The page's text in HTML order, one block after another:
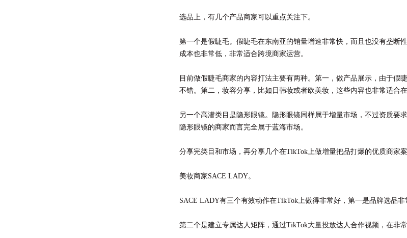
选品上，有几个产品商家可以重点关注下。
第一个是假睫毛。假睫毛在东南亚的销量增速非常快，而且也没有垄断
成本也非常低，非常适合跨境商家运营。
目前做假睫毛商家的内容打法主要有两种。第一，做产品展示，由于
不错。第二，妆容分享，比如日韩妆或者欧美妆，这些内容也非常适合在
另一个高潜类目是隐形眼镜。隐形眼镜同样属于增量市场，不过资质要
隐形眼镜的商家而言完全属于蓝海市场。
分享完类目和市场，再分享几个在TikTok上做增量把品打爆的优质商家
美妆商家SACE LADY。
SACE LADY有三个有效动作在TikTok上做得非常好，第一是品牌选品
第二个是建立专属达人矩阵，通过TikTok大量投放达人合作视频，在非